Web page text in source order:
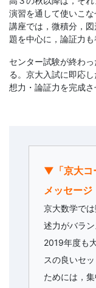
演習を通して使いこ
講座では，微積分，
題を中心に，論証力
センター試験が終わ
る。京大入試に即応
想力・論証力を完成さ
▼「京大コ
メッセージ
京大数学で
述力がバラ
2019年度も
スの良いセ
ためには，